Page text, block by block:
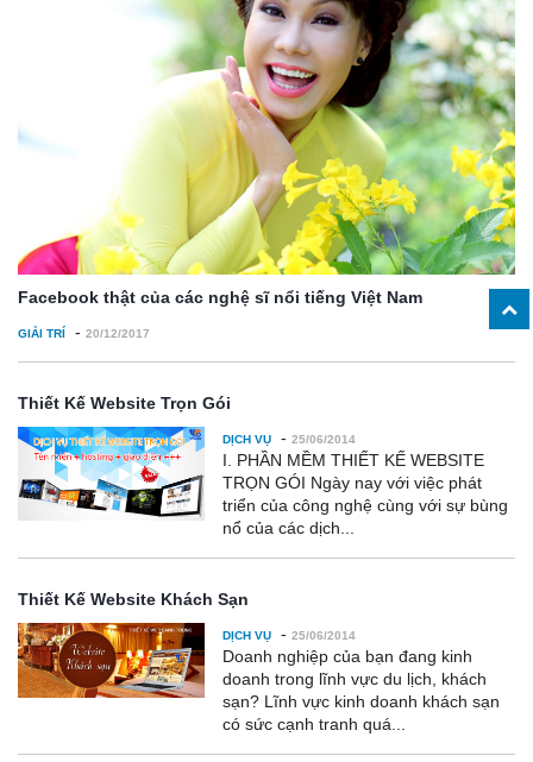
Facebook thật của các nghệ sĩ nổi tiếng Việt Nam
GIẢI TRÍ - 20/12/2017
Thiết Kế Website Trọn Gói
DỊCH VỤ - 25/06/2014
I. PHẦN MỀM THIẾT KẾ WEBSITE
TRỌN GÓI Ngày nay với việc phát
triển của công nghệ cùng với sự bùng
nổ của các dịch...
Thiết Kế Website Khách Sạn
DỊCH VỤ - 25/06/2014
Doanh nghiệp của bạn đang kinh
doanh trong lĩnh vực du lịch, khách
sạn? Lĩnh vực kinh doanh khách sạn
có sức cạnh tranh quá...